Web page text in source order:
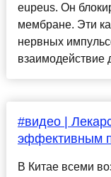
eupeus. Он
мембране. Эти
нервных
взаимодействие
#видео |
эффективным
В Китае всеми